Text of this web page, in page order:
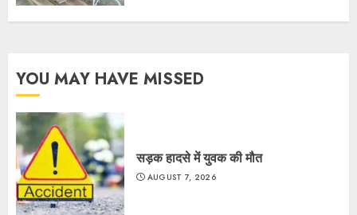
YOU MAY HAVE MISSED
सड़क हादसे में युवक की मौत
AUGUST 7, 2026